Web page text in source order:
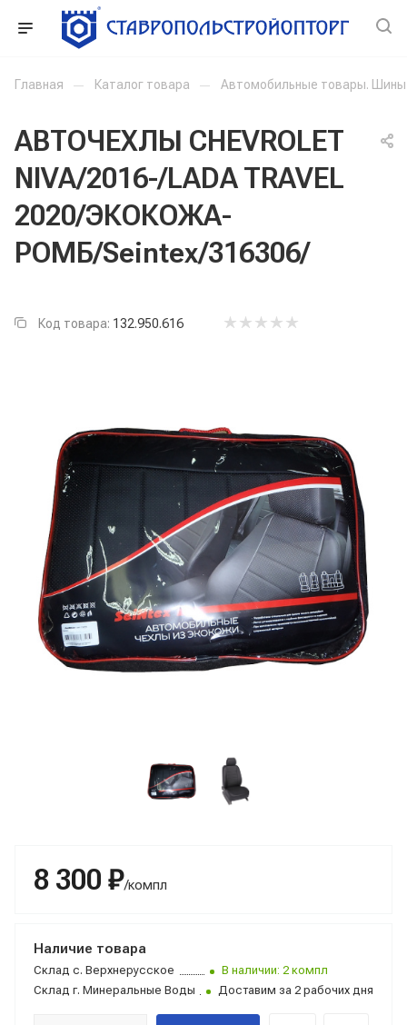
Главная — Каталог товара — Автомобильные товары. Шины
АВТОЧЕХЛЫ CHEVROLET
NIVA/2016-/LADA TRAVEL
2020/ЭКОКОЖА-
РОМБ/Seintex/316306/
Код товара: 132.950.616
8 300 ₽/компл
Наличие товара
Склад с. Верхнерусское
В наличии: 2 компл
Склад г. Минеральные Воды Доставим за 2 рабочих дня